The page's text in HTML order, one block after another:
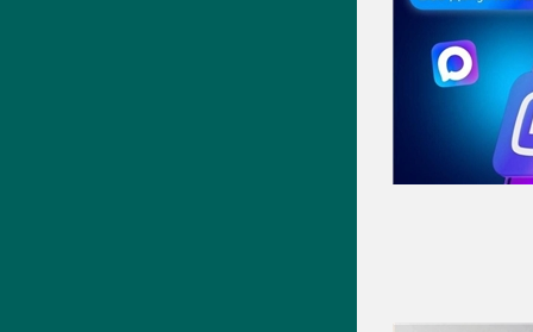
Новости
Фото